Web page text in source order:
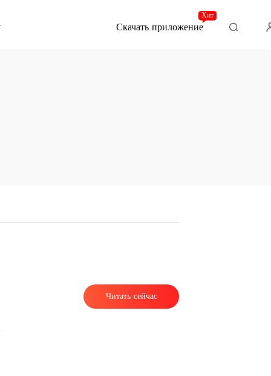
Скачать приложение
Хит
Читать сейчас